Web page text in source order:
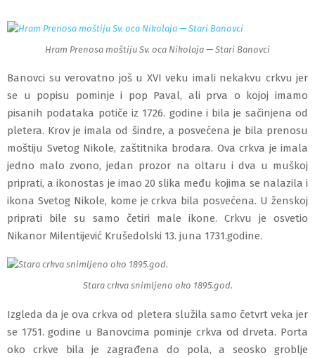
Hram Prenosa moštiju Sv. oca Nikolaja — Stari Banovci
Banovci su verovatno još u XVI veku imali nekakvu crkvu jer
se u popisu pominje i pop Paval, ali prva o kojoj imamo
pisanih podataka potiče iz 1726. godine i bila je sačinjena od
pletera. Krov je imala od šindre, a posvećena je bila prenosu
moštiju Svetog Nikole, zaštitnika brodara. Ova crkva je imala
jedno malo zvono, jedan prozor na oltaru i dva u muškoj
priprati, a ikonostas je imao 20 slika među kojima se nalazila i
ikona Svetog Nikole, kome je crkva bila posvećena. U ženskoj
priprati bile su samo četiri male ikone. Crkvu je osvetio
Nikanor Milentijević Krušedolski 13. juna 1731.godine.
Stara crkva snimljeno oko 1895.god.
Izgleda da je ova crkva od pletera služila samo četvrt veka jer
se 1751. godine u Banovcima pominje crkva od drveta. Porta
oko crkve bila je zagrađena do pola, a seosko groblje